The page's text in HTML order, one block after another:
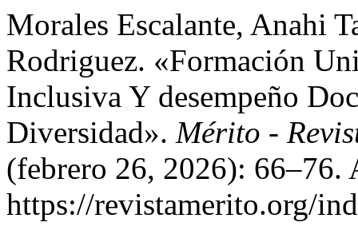
Morales Escalante, Anahi
Rodriguez. «Formación
Inclusiva Y desempeño
Diversidad». Mérito -
(febrero 26, 2026): 66–76.
https://revistamerito.org/